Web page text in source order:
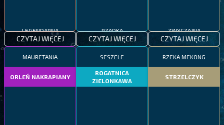
LEGENDARNA
CZYTAJ WIĘCEJ
RZADKA
CZYTAJ WIĘCEJ
ZWYCZAJNA
CZYTAJ WIĘCEJ
MAURETANIA
ORLEŃ NAKRAPIANY
SESZELE
ROGATNICA
ZIELONKAWA
RZEKA MEKONG
STRZELCZYK